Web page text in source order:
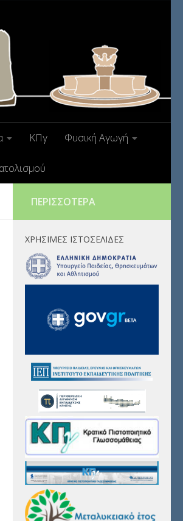
ΚΠγ Φυσική Αγωγή
ΠΕΡΙΣΣΌΤΕΡΑ
ΧΡΉΣΙΜΕΣ ΙΣΤΟΣΕΛΊΔΕΣ